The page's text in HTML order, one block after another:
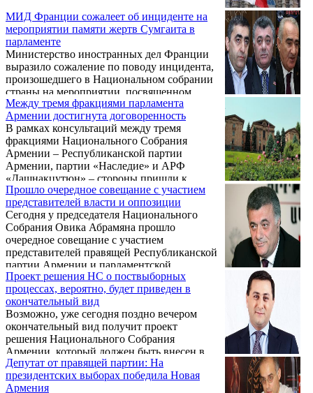
существующих проблем.
МИД Франции сожалеет об инциденте на
мероприятии памяти жертв Сумгаита в
парламенте
Министерство иностранных дел Франции
выразило сожаление по поводу инцидента,
произошедшего в Национальном собрании
страны на мероприятии, посвященном
памяти жертв Сумгаита, пишет Nouvelles
d`Arménie.
Между тремя фракциями парламента
Армении достигнута договоренность
В рамках консультаций между тремя
фракциями Национального Собрания
Армении – Республиканской партии
Армении, партии «Наследие» и АРФ
«Дашнакцутюн» – стороны пришли к
согласию. Об этом заявил сегодня
журналистам глава фракции АРФ
«Дашнакцутюн» Армен Рустамян после
состоявшейся у спикера парламента
встречи.
Прошло очередное совещание с участием
представителей власти и оппозиции
Сегодня у председателя Национального
Собрания Овика Абрамяна прошло
очередное совещание с участием
представителей правящей Республиканской
партии Армении и парламентской
оппозиции – фракций «Наследие» и АРФ
Дашнакцутюн.
Проект решения НС о поствыборных
процессах, вероятно, будет приведен в
окончательный вид
Возможно, уже сегодня поздно вечером
окончательный вид получит проект
решения Национального Собрания
Армении, который должен быть внесен в
повестку внеочередного заседания НС в
качестве основания для обсуждения в
парламенте поствыборных процессов.
Депутат от правящей партии: На
президентских выборах победила Новая
Армения